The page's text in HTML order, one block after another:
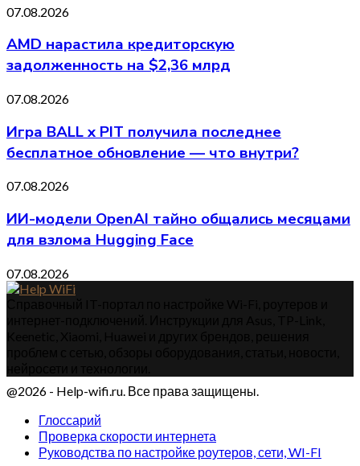
07.08.2026
AMD нарастила кредиторскую
задолженность на $2,36 млрд
07.08.2026
Игра BALL x PIT получила последнее
бесплатное обновление — что внутри?
07.08.2026
ИИ-модели OpenAI тайно общались месяцами
для взлома Hugging Face
07.08.2026
@2026 - Help-wifi.ru. Все права защищены.
Глоссарий
Проверка скорости интернета
Руководства по настройке роутеров, сети, WI-FI